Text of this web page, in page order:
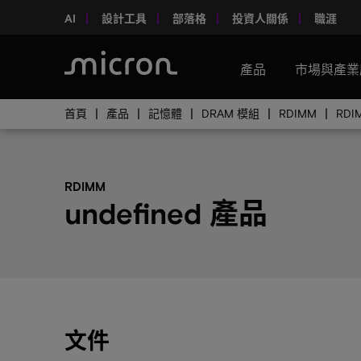
AI 設計工具 部落格 投資人關係 職涯
產品 市場與產
首頁 產品 記憶體 DRAM 模組 RDIMM
RDIMM
undefined 產品
文件